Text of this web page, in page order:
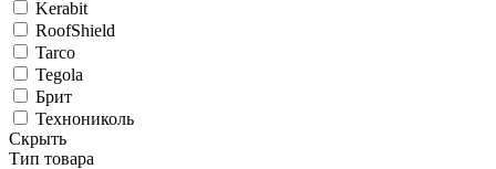
Kerabit
RoofShield
Tarco
Tegola
Брит
Технониколь
Скрыть
Тип товара